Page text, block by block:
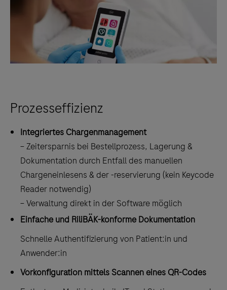
Prozesseffizienz
Integriertes Chargenmanagement
− Zeitersparnis bei Bestellprozess, Lagerung &
Dokumentation durch Entfall des manuellen
Chargeneinlesens & der -reservierung (kein Keycode
Reader notwendig)
− Verwaltung direkt in der Software möglich
Einfache und RiliBÄK-konforme Dokumentation
Schnelle Authentifizierung von Patient:in und
Anwender:in
Vorkonfiguration mittels Scannen eines QR-Codes